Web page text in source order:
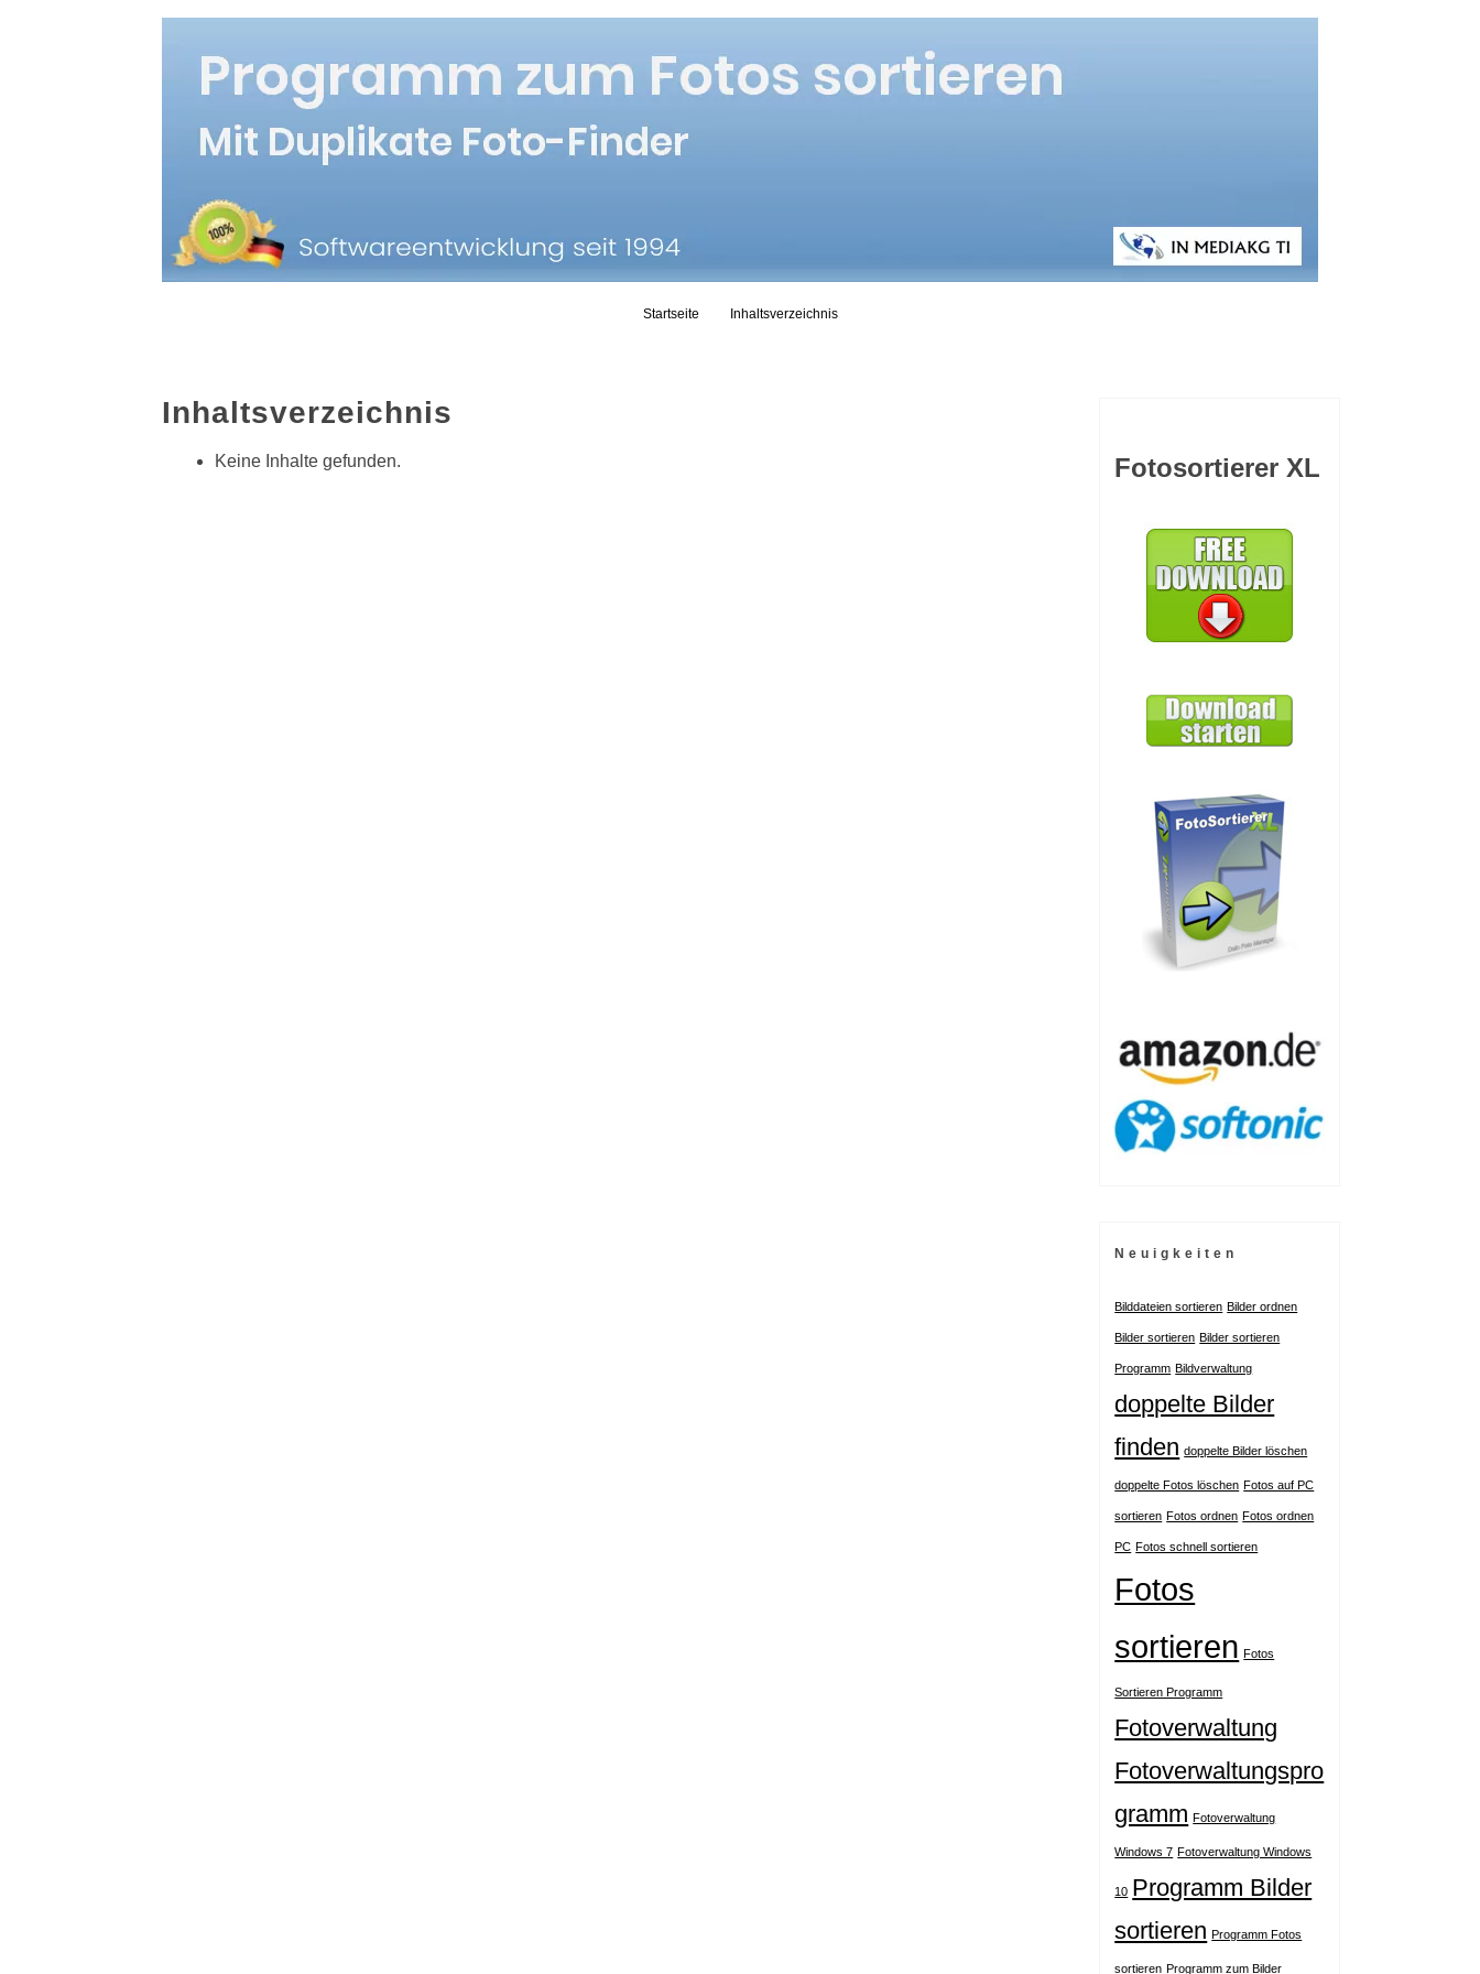
Startseite Inhaltsverzeichnis
Inhaltsverzeichnis
Keine Inhalte gefunden. Fotosortierer XL
Neuigkeiten
Bilddateien sortieren Bilder ordnen
Bilder sortieren Bilder sortieren
Programm Bildverwaltung
doppelte Bilder
finden doppelte Bilder löschen
doppelte Fotos löschen Fotos auf PC
sortieren Fotos ordnen Fotos ordnen
PC Fotos schnell sortieren
Fotos
sortieren Fotos
Sortieren Programm
Fotoverwaltung
Fotoverwaltungspro
gramm Fotoverwaltung
Windows 7 Fotoverwaltung Windows
10 Programm Bilder
sortieren Programm Fotos
sortieren Programm zum Bilder